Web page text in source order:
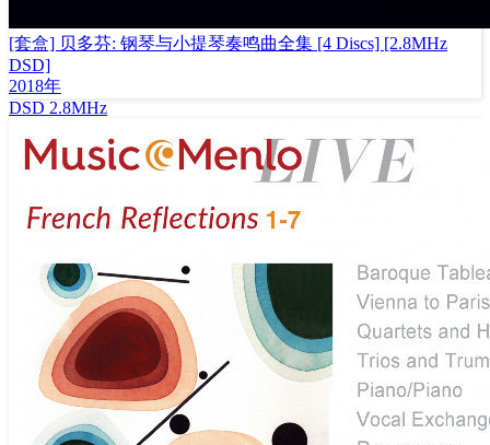
[套盒] 贝多芬: 钢琴与小提琴奏鸣曲全集 [4 Discs] [2.8MHz
DSD]
2018年
DSD 2.8MHz